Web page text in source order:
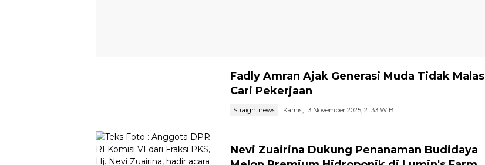
Fadly Amran Ajak Generasi Muda Tidak Malas
Cari Pekerjaan
Straightnews Kamis, 13 November 2025, 21:33 WIB
Nevi Zuairina Dukung Penanaman Budidaya